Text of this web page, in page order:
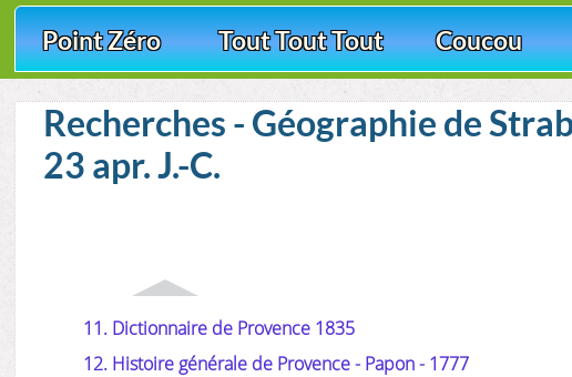
Point Zéro Tout Tout Tout Coucou
Recherches - Géographie de
23 apr. J.-C.
11. Dictionnaire de Provence 1835
12. Histoire générale de Provence - Papon - 1777